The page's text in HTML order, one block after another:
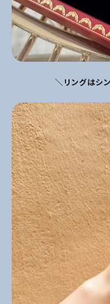
＼リングはシ